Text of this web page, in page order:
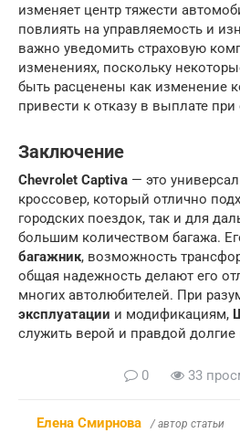
изменяет центр тяжести
повлиять на управляемость и
важно уведомить страховую
изменениях, поскольку
быть расценены как изменение
привести к отказу в выплате при
Заключение
Chevrolet Captiva — это
кроссовер, который отлично
городских поездок, так и для
большим количеством багажа.
багажник, возможность
общая надежность делают его
многих автолюбителей. При
эксплуатации и модификациям,
служить верой и правдой долгие
0 33
Елена Смирнова / автор статьи